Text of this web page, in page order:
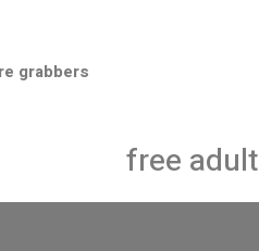
grabbers
free adult